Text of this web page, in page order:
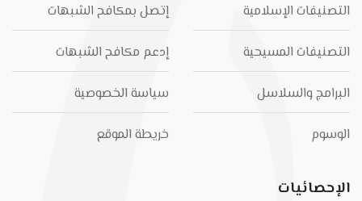
التصنيفات الإسلامية
التصنيفات المسيحية
البرامج والسلاسل
الوسوم
إتصل بمكافح الشبهات
إدعم مكافح الشبهات
سياسة الخصوصية
خريطة الموقع
الإحصائيات